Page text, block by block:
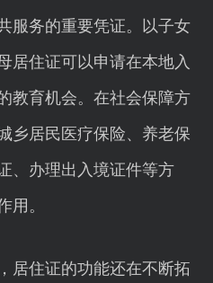
服务的重要凭证。以子女
居住证可以申请在本地入
教育机会。在社会保障方
乡居民医疗保险、养老保
、办理出入境证件等方
用。
居住证的功能还在不断拓